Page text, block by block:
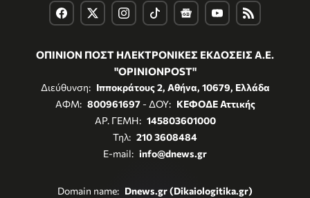
ΟΠΙΝΙΟΝ ΠΟΣΤ ΗΛΕΚΤΡΟΝΙΚΕΣ ΕΚΔΟΣΕΙΣ Α.Ε.
"OPINIONPOST"
Διεύθυνση: Ιπποκράτους 2, Αθήνα, 10679, Ελλάδα
ΑΦΜ: 800961697- ΔΟΥ: ΚΕΦΟΔΕ Αττικής
ΑΡ. ΓΕΜΗ: 145803601000
Τηλ: 210 3608484
E-mail: info@dnews.gr
Domain name: Dnews.gr (Dikaiologitika.gr)